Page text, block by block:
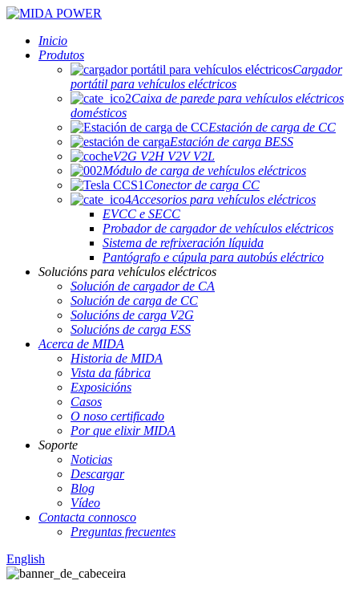
Inicio
Produtos
Cargador
portátil para vehículos eléctricos
Caixa de parede para vehículos eléctricos
domésticos
Estación de carga de CC
Estación de carga BESS
V2G V2H V2V V2L
Módulo de carga de vehículos eléctricos
Conector de carga CC
Accesorios para vehículos eléctricos
EVCC e SECC
Probador de cargador de vehículos eléctricos
Sistema de refrixeración líquida
Pantógrafo e cúpula para autobús eléctrico
Solucións para vehículos eléctricos
Solución de cargador de CA
Solución de carga de CC
Solucións de carga V2G
Solucións de carga ESS
Acerca de MIDA
Historia de MIDA
Vista da fábrica
Exposicións
Casos
O noso certificado
Por que elixir MIDA
Soporte
Noticias
Descargar
Blog
Vídeo
Contacta connosco
Preguntas frecuentes
English